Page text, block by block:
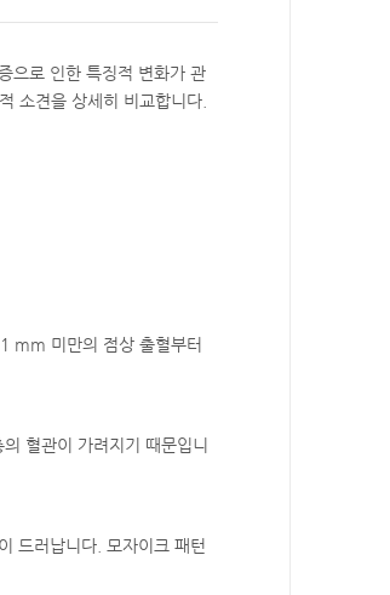
으로 인한 특징적 변화가 관
소견을 상세히 비교합니다.
mm 미만의 점상 출혈부터
혈관이 가려지기 때문입니
드러납니다
모자이크 패턴